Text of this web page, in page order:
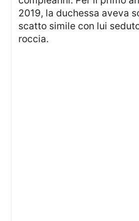
2019, la duchessa aveva
scatto simile con lui
roccia.